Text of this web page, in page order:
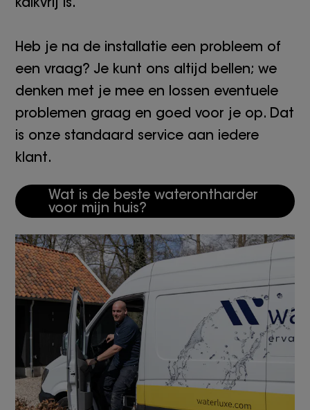
Heb je na de installatie een probleem of
een vraag? Je kunt ons altijd bellen; we
denken met je mee en lossen eventuele
problemen graag en goed voor je op. Dat
is onze standaard service aan iedere
klant.
Wat is de beste waterontharder
voor mijn huis?